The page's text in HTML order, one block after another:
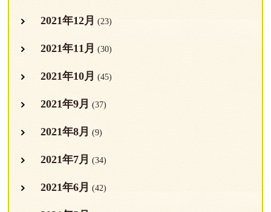
2021年12月 (23)
2021年11月 (30)
2021年10月 (45)
2021年9月 (37)
2021年8月 (9)
2021年7月 (34)
2021年6月 (42)